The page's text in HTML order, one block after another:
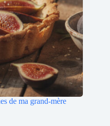
de ma grand-mère